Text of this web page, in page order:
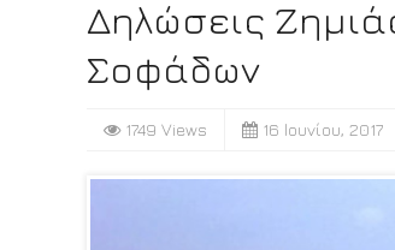
Δηλώσεις
Σοφάδων
1749 Views 16 Ιουνίου, 2017